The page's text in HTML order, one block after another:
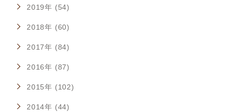
2019年 (54)
2018年 (60)
2017年 (84)
2016年 (87)
2015年 (102)
2014年 (44)